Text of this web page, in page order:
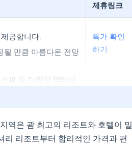
제휴링크
공합니다.
될 만큼 아름다운 전망
파 등 다양한 액티비
다양한 편의 시설을
특가 확인
하기
역은 괌 최고의 리조트와 호텔이 밀
리조트부터 합리적인 가격과 편